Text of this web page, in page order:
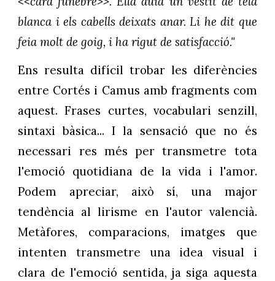
blanca i els cabells deixats anar. Li he dit que
feia molt de goig, i ha rigut de satisfacció."
Ens resulta difícil trobar les diferències
entre Cortés i Camus amb fragments com
aquest. Frases curtes, vocabulari senzill,
sintaxi bàsica... I la sensació que no és
necessari res més per transmetre tota
l'emoció quotidiana de la vida i l'amor.
Podem apreciar, això sí, una major
tendència al lirisme en l'autor valencià.
Metàfores, comparacions, imatges que
intenten transmetre una idea visual i
clara de l'emoció sentida, ja siga aquesta